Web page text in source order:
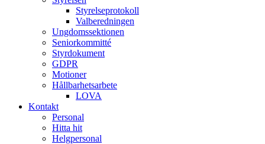
Styrelseprotokoll
Valberedningen
Ungdomssektionen
Seniorkommitté
Styrdokument
GDPR
Motioner
Hållbarhetsarbete
LOVA
Kontakt
Personal
Hitta hit
Helgpersonal